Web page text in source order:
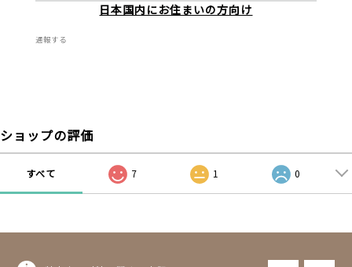
日本国内にお住まいの方向け
通報する
ショップの評価
すべて 7 1 0